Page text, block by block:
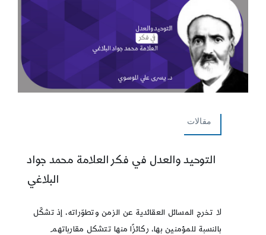
مقالات
التوحيد والعدل في فكر العلامة محمد جواد
البلاغي
لا تخرج المسائل العقائدية عن الزمن وتطوّراته، إذ تشكّل
بالنسبة للمؤمنين بها، ركائزًا منها تتشكل مقارباتهم